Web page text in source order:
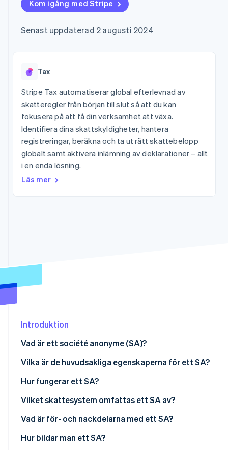
Link
Financial Connections
Stripe Sigma
rapporter
Mer
Product roadmap
Se vad som kommer härnäst
Radar
Bedrägeribekämpning
Bolagsbildning för startups
Climate
Plattformar
Kreatörsekonomi
Spel
Besöksnäring, resor
och fritid
Försäkringsbolag
Media och
underhållning
Ideella organisationer
Offentlig sektor
Hantera abonnemang
användningsbaserad
fakturering
stödda kort
Resurser
Appintegrationer
Kodexempel
API-status
Företag
Sessions årliga
Karriärer
Kontakt
Kontakta säljteamet
Bli partner
Kom igång med Stripe
Senast uppdaterad 2 augusti 2024
Tax
Stripe Tax automatiserar global efterlevnad av
skatteregler från början till slut så att du kan
fokusera på att få din verksamhet att växa.
Identifiera dina skattskyldigheter, hantera
registreringar, beräkna och ta ut rätt skattebelopp
globalt samt aktivera inlämning av deklarationer – allt
i en enda lösning.
Läs mer
Introduktion
Vad är ett société anonyme (SA)?
Vilka är de huvudsakliga egenskaperna för ett SA?
Antal aktieägare
Aktiekapital
Hur fungerar ett SA?
Styrelse och VD
Förvaltningsråd och direktion
Bolagsstämma
Vilket skattesystem omfattas ett SA av?
Skattesystem för styrelseledamöter
Beskattning av aktieägare
Vad är för- och nackdelarna med ett SA?
Hur bildar man ett SA?